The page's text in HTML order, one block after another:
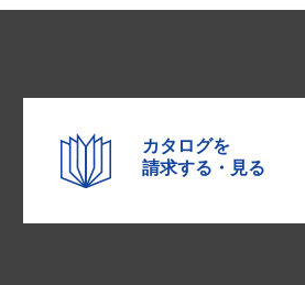
カタログを
請求する・見る